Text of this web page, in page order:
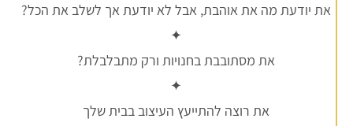
את יודעת מה את אוהבת, אבל לא יודעת אך לשלב את הכל?
✦
את מסתובבת בחנויות ורק מתבלבלת?
✦
את רוצה להתייעץ העיצוב בבית שלך